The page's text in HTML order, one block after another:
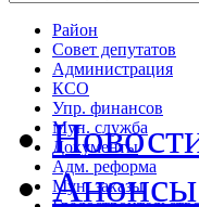
Район
Совет депутатов
Администрация
КСО
Упр. финансов
Мун. служба
Документы
Адм. реформа
Мун. заказы